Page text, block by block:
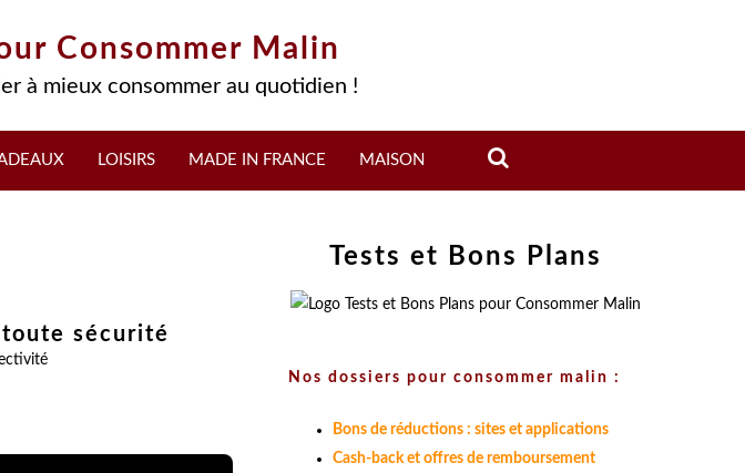
Consommer Malin
à mieux consommer au quotidien !
LOISIRS MADE IN FRANCE MAISON
toute sécurité
Tests et Bons Plans
Nos dossiers pour consommer malin :
Bons de réductions : sites et applications
Cash-back et offres de remboursement